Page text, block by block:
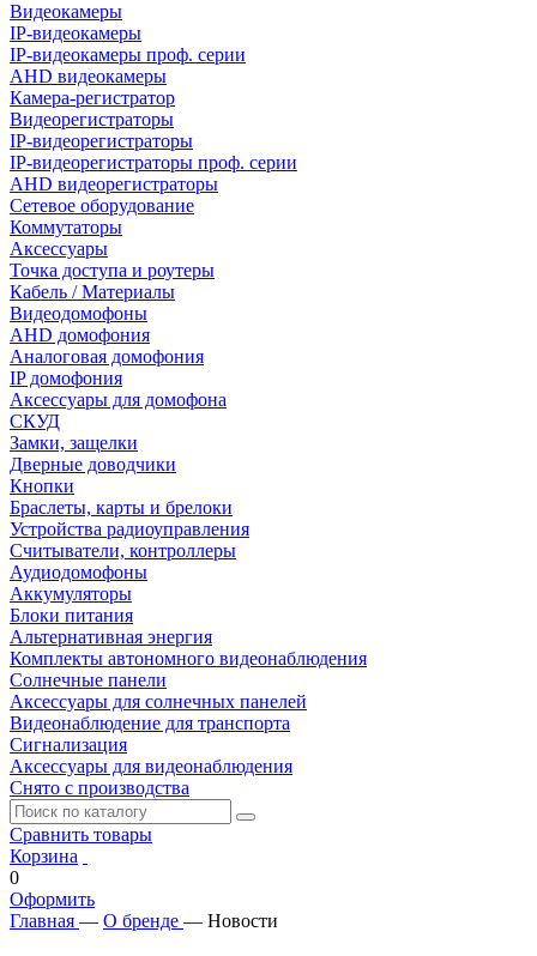
Видеокамеры
IP-видеокамеры
IP-видеокамеры проф. серии
AHD видеокамеры
Камера-регистратор
Видеорегистраторы
IP-видеорегистраторы
IP-видеорегистраторы проф. серии
AHD видеорегистраторы
Сетевое оборудование
Коммутаторы
Аксессуары
Точка доступа и роутеры
Кабель / Материалы
Видеодомофоны
AHD домофония
Аналоговая домофония
IP домофония
Аксессуары для домофона
СКУД
Замки, защелки
Дверные доводчики
Кнопки
Браслеты, карты и брелоки
Устройства радиоуправления
Считыватели, контроллеры
Аудиодомофоны
Аккумуляторы
Блоки питания
Альтернативная энергия
Комплекты автономного видеонаблюдения
Солнечные панели
Аксессуары для солнечных панелей
Видеонаблюдение для транспорта
Сигнализация
Аксессуары для видеонаблюдения
Снято с производства
Сравнить товары
Корзина
0
Оформить
Главная — О бренде — Новости